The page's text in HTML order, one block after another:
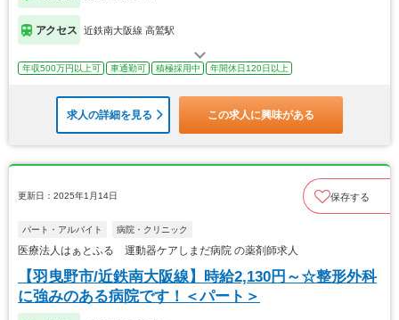
アクセス 近鉄南大阪線 高鷲駅
年収500万円以上可 車通勤可 積極採用中 年間休日120日以上
求人の詳細を見る この求人に興味がある
更新日：2025年1月14日 保存する
パート・アルバイト 病院・クリニック
医療法人はぁとふる 運動器ケアしまだ病院 の薬剤師求人
【羽曳野市/近鉄南大阪線】時給2,130円～☆整形外科
に強みのある病院です！＜パート＞